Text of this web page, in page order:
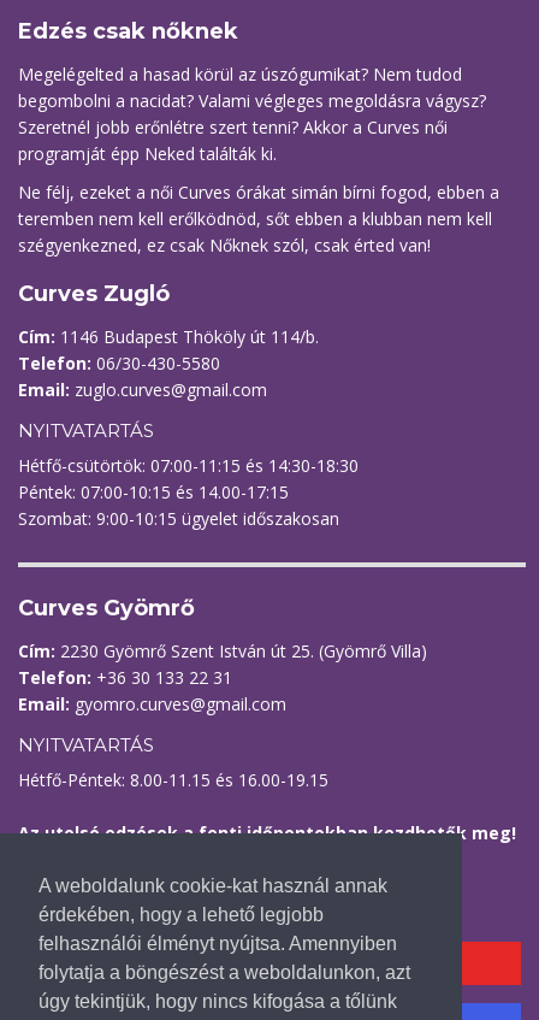
A weboldalunk cookie-kat használ annak
érdekében, hogy a lehető legjobb
felhasználói élményt nyújtsa. Amennyiben
folytatja a böngészést a weboldalunkon, azt
úgy tekintjük, hogy nincs kifogása a tőlünk
Edzés csak nőknek
Megelégelted a hasad körül az úszógumikat? Nem tudod
begombolni a nacidat? Valami végleges megoldásra vágysz?
Szeretnél jobb erőnlétre szert tenni? Akkor a Curves női
programját épp Neked találták ki.
Ne félj, ezeket a női Curves órákat simán bírni fogod, ebben a
teremben nem kell erőlködnöd, sőt ebben a klubban nem kell
szégyenkezned, ez csak Nőknek szól, csak érted van!
Curves Zugló
Cím: 1146 Budapest Thököly út 114/b.
Telefon: 06/30-430-5580
Email: zuglo.curves@gmail.com
NYITVATARTÁS
Hétfő-csütörtök: 07:00-11:15 és 14:30-18:30
Péntek: 07:00-10:15 és 14.00-17:15
Szombat: 9:00-10:15 ügyelet időszakosan
Curves Gyömrő
Cím: 2230 Gyömrő Szent István út 25. (Gyömrő Villa)
Telefon: +36 30 133 22 31
Email: gyomro.curves@gmail.com
NYITVATARTÁS
Hétfő-Péntek: 8.00-11.15 és 16.00-19.15
Az utolsó edzések a fenti időpontokban kezdhetők meg!
YOUTUBE CSATORNÁNK